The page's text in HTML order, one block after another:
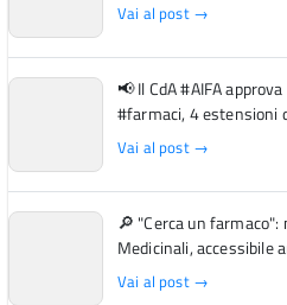
Vai al post →
📢 Il CdA #AIFA
#farmaci, 4 estensioni
Vai al post →
🔎 "Cerca un farmaco":
Medicinali, accessibile
Vai al post →